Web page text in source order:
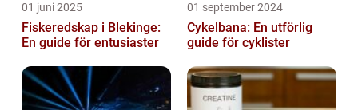
01 juni 2025
Fiskeredskap i Blekinge:
En guide för entusiaster
01 september 2024
Cykelbana: En utförlig
guide för cyklister